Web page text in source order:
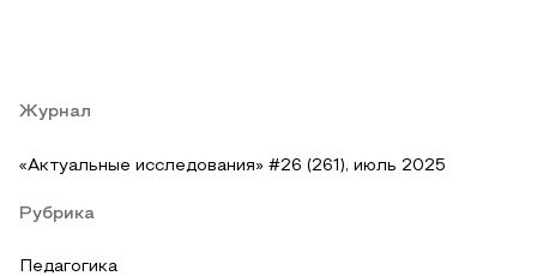
Журнал
«Актуальные исследования» #26 (261), июль 2025
Рубрика
Педагогика